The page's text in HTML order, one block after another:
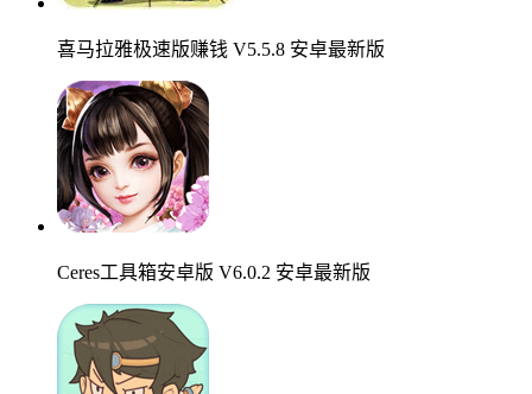
喜马拉雅极速版赚钱 V5.5.8 安卓最新版
Ceres工具箱安卓版 V6.0.2 安卓最新版